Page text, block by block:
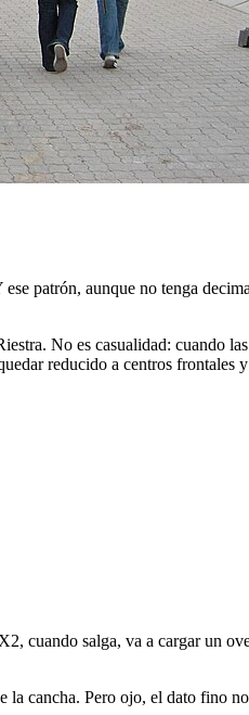
patrón, aunque no tenga
No es casualidad: cuando
reducido a centros frontales
cuando salga, va a cargar un
la cancha. Pero ojo, el dato fino